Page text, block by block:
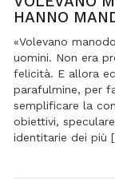
E
INVECE
GLI
MANDATO
DEGLI
UOMINI
HANNO
«Volevano
uomini. Non era
felicità. E allora
parafulmine, per
semplificare la
obiettivi,
identitarie dei più